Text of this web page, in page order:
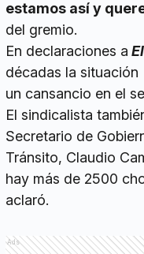
estamos así y
del gremio.
En declaraciones a
décadas la
un cansancio en el
El sindicalista
Secretario de
Tránsito, Claudio
hay más de 2500
aclaró.
Ads